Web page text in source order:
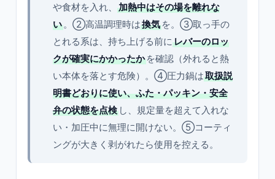
や食材を入れ、
加熱中はその場を離れな
い。②高温調理時は換気 を。③取っ手の
とれる系は、持ち上げる前にレバーのロッ
クが確実にかかったか を確認（外れると熱
い本体を落とす危険）。④圧力鍋は取扱説
明書どおりに使い、ふた・パッキン・安全
弁の状態を点検 し、規定量を超えて入れな
い・加圧中に無理に開けない。⑤コーティ
ングが大きく剥がれたら使用を控える。